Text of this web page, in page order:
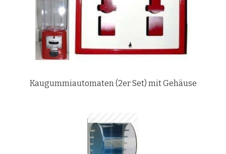
Kaugummiautomaten (2er Set) mit Gehäuse